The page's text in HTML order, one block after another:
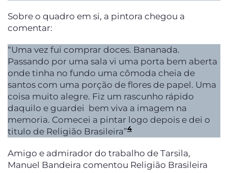
Sobre o quadro em si, a pintora chegou a
comentar:
“Uma vez fui comprar doces. Bananada.
Passando por uma sala vi uma porta bem aberta
onde tinha no fundo uma cômoda cheia de
santos com uma porção de flores de papel. Uma
coisa muito alegre. Fiz um rascunho rápido
daquilo e guardei bem viva a imagem na
memoria. Comecei a pintar logo depois e dei o
titulo de Religião Brasileira”4
Amigo e admirador do trabalho de Tarsila,
Manuel Bandeira comentou Religião Brasileira